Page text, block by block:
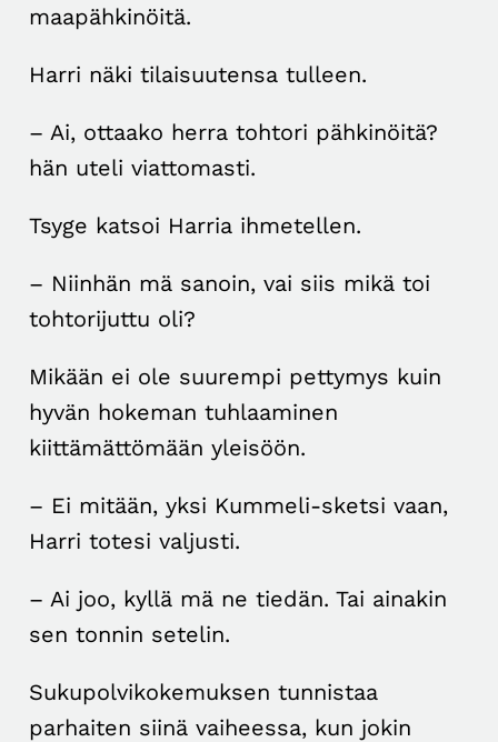
maapähkinöitä.
Harri näki tilaisuutensa tulleen.
– Ai, ottaako herra tohtori pähkinöitä?
hän uteli viattomasti.
Tsyge katsoi Harria ihmetellen.
– Niinhän mä sanoin, vai siis mikä toi
tohtorijuttu oli?
Mikään ei ole suurempi pettymys kuin
hyvän hokeman tuhlaaminen
kiittämättömään yleisöön.
– Ei mitään, yksi Kummeli-sketsi vaan,
Harri totesi valjusti.
– Ai joo, kyllä mä ne tiedän. Tai ainakin
sen tonnin setelin.
Sukupolvikokemuksen tunnistaa
parhaiten siinä vaiheessa, kun jokin